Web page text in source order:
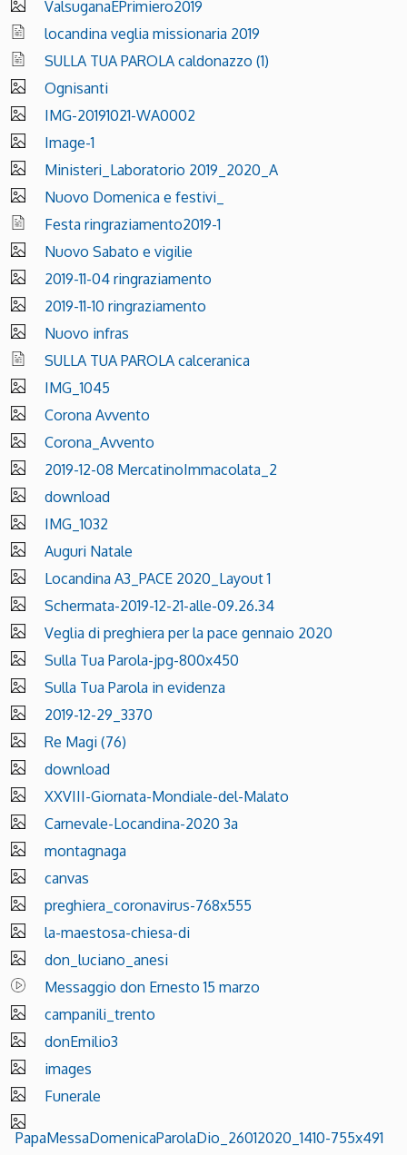
ValsuganaEPrimiero2019
locandina veglia missionaria 2019
SULLA TUA PAROLA caldonazzo (1)
Ognisanti
IMG-20191021-WA0002
Image-1
Ministeri_Laboratorio 2019_2020_A
Nuovo Domenica e festivi_
Festa ringraziamento2019-1
Nuovo Sabato e vigilie
2019-11-04 ringraziamento
2019-11-10 ringraziamento
Nuovo infras
SULLA TUA PAROLA calceranica
IMG_1045
Corona Avvento
Corona_Avvento
2019-12-08 MercatinoImmacolata_2
download
IMG_1032
Auguri Natale
Locandina A3_PACE 2020_Layout 1
Schermata-2019-12-21-alle-09.26.34
Veglia di preghiera per la pace gennaio 2020
Sulla Tua Parola-jpg-800x450
Sulla Tua Parola in evidenza
2019-12-29_3370
Re Magi (76)
download
XXVIII-Giornata-Mondiale-del-Malato
Carnevale-Locandina-2020 3a
montagnaga
canvas
preghiera_coronavirus-768x555
la-maestosa-chiesa-di
don_luciano_anesi
Messaggio don Ernesto 15 marzo
campanili_trento
donEmilio3
images
Funerale
PapaMessaDomenicaParolaDio_26012020_1410-755x491